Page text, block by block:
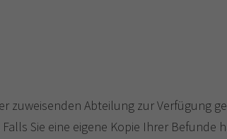
zuweisenden Abteilung zur Verfügung
Sie eine eigene Kopie Ihrer Befunde